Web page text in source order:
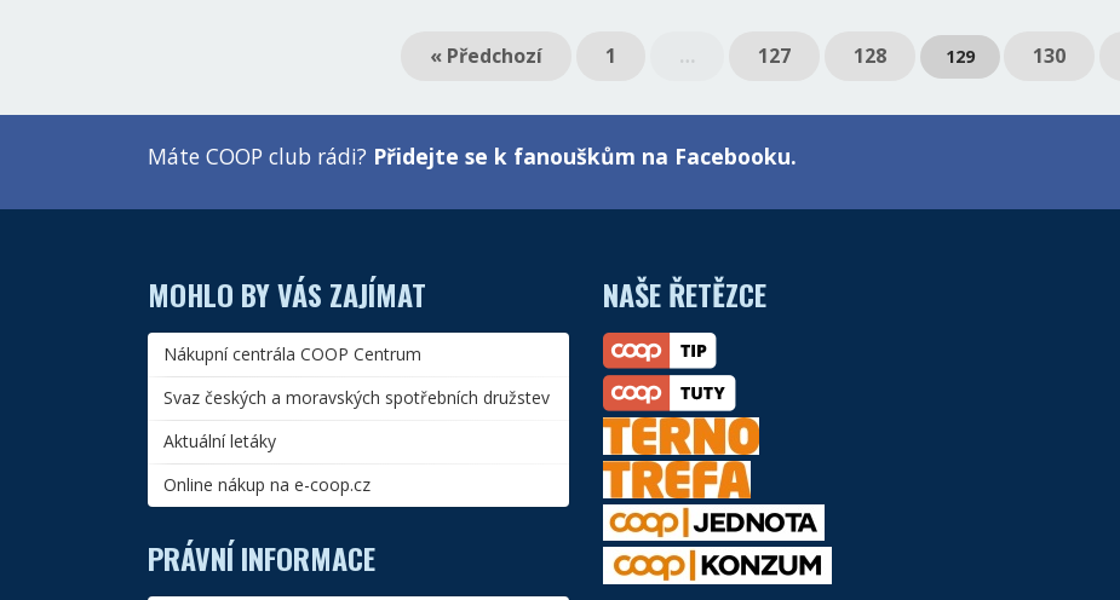
« Předchozí 1 … 127 128 129 130
Máte COOP club rádi? Přidejte se k fanouškům na Facebooku.
MOHLO BY VÁS ZAJÍMAT
Nákupní centrála COOP Centrum
Svaz českých a moravských spotřebních družstev
Aktuální letáky
Online nákup na e-coop.cz
PRÁVNÍ INFORMACE
NAŠE ŘETĚZCE